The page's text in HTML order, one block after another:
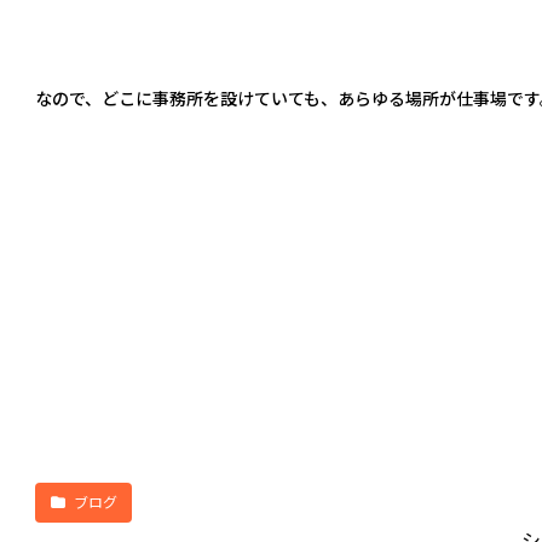
なので、どこに事務所を設けていても、あらゆる場所が仕事場です
ブログ